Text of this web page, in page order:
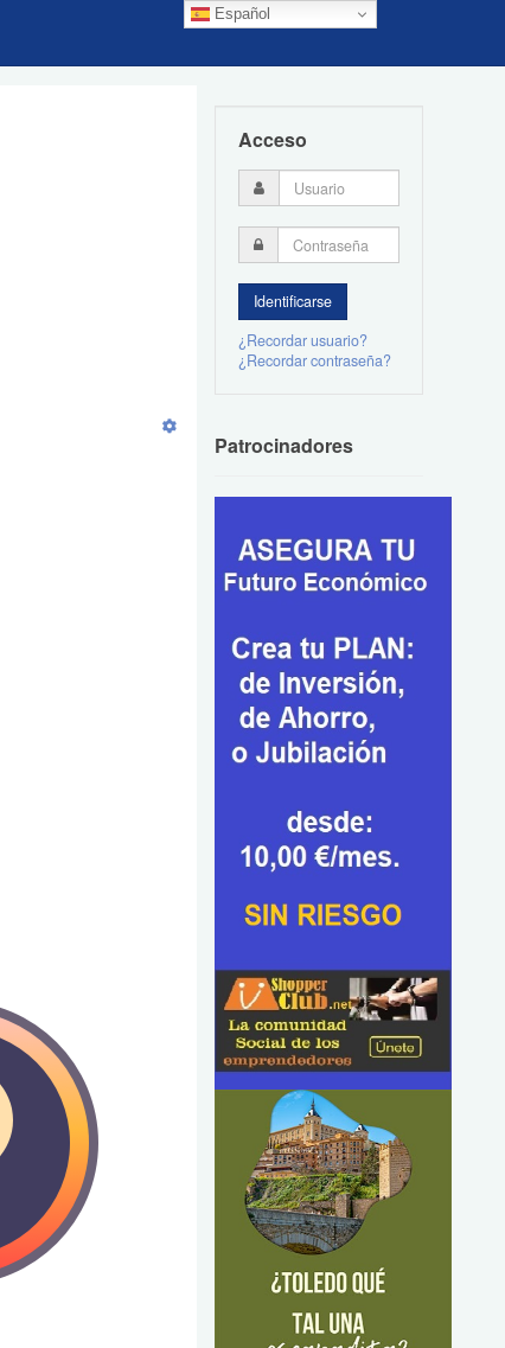
Español
Acceso
¿Recordar usuario?
¿Recordar contraseña?
Patrocinadores